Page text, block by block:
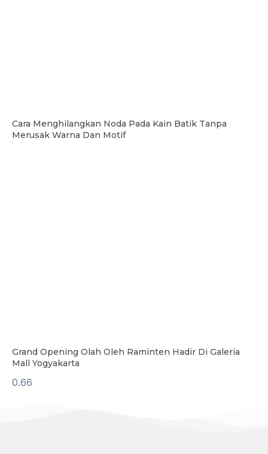
Cara Menghilangkan Noda Pada Kain Batik Tanpa
Merusak Warna Dan Motif
Grand Opening Olah Oleh Raminten Hadir Di Galeria
Mall Yogyakarta